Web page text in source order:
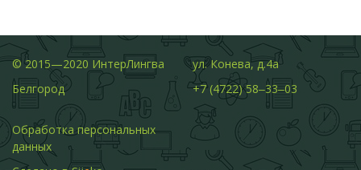
© 2015—2020 ИнтерЛингва
Белгород
ул. Конева, д.4а
+7 (4722) 58‒33‒03
Обработка персональных
данных